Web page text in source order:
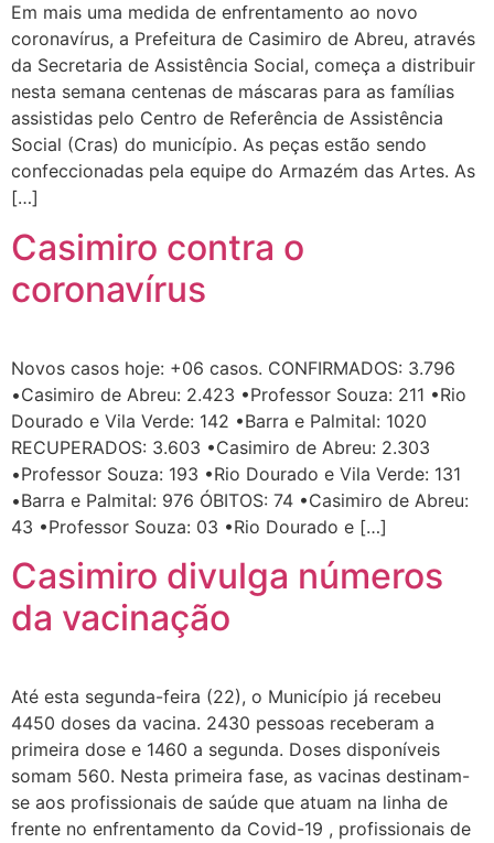
Em mais uma medida de enfrentamento ao novo
coronavírus, a Prefeitura de Casimiro de Abreu, através
da Secretaria de Assistência Social, começa a distribuir
nesta semana centenas de máscaras para as famílias
assistidas pelo Centro de Referência de Assistência
Social (Cras) do município. As peças estão sendo
confeccionadas pela equipe do Armazém das Artes. As
[…]
Casimiro contra o
coronavírus
Novos casos hoje: +06 casos. CONFIRMADOS: 3.796
•Casimiro de Abreu: 2.423 •Professor Souza: 211 •Rio
Dourado e Vila Verde: 142 •Barra e Palmital: 1020
RECUPERADOS: 3.603 •Casimiro de Abreu: 2.303
•Professor Souza: 193 •Rio Dourado e Vila Verde: 131
•Barra e Palmital: 976 ÓBITOS: 74 •Casimiro de Abreu:
43 •Professor Souza: 03 •Rio Dourado e […]
Casimiro divulga números
da vacinação
Até esta segunda-feira (22), o Município já recebeu
4450 doses da vacina. 2430 pessoas receberam a
primeira dose e 1460 a segunda. Doses disponíveis
somam 560. Nesta primeira fase, as vacinas destinam-
se aos profissionais de saúde que atuam na linha de
frente no enfrentamento da Covid-19 , profissionais de